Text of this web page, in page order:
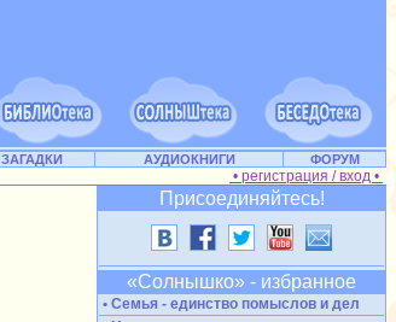
ЗАГАДКИ АУДИОКНИГИ ФОРУМ
• регистрация / вход •
Присоединяйтесь!
«Солнышко» - избранное
• Семья - единство помыслов и дел